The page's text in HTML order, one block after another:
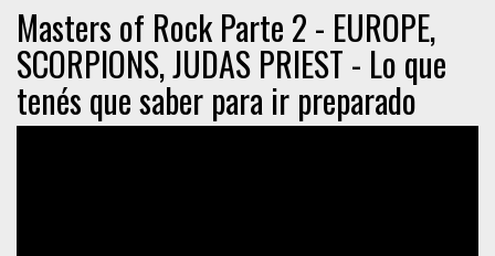
Masters of Rock Parte 2 - EUROPE,
SCORPIONS, JUDAS PRIEST - Lo que
tenés que saber para ir preparado